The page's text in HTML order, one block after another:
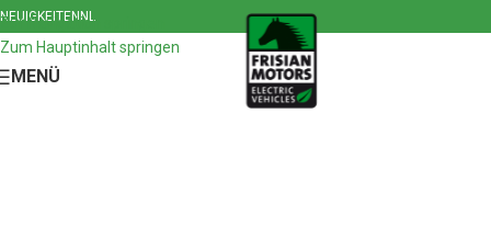
Zur Navigation springen
Zum Hauptinhalt springen
NEUIGKEITENNL
MENÜ